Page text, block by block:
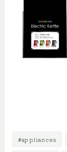
#appliances